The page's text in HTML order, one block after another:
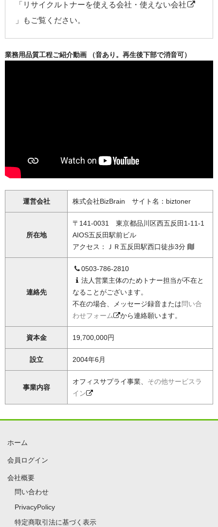
「 リサイクルトナーを使える会社・使えない会社
」もご覧ください。
業務用品質工程ご紹介動画 （音あり。再生後下部で消音可）
運営会社 株式会社BizBrain サイト名：biztoner
所在地
〒141-0031 東京都品川区西五反田1-11-1
AIOS五反田駅前ビル
アクセス：ＪＲ五反田駅西口徒歩3分
連絡先
0503-786-2810
法人営業主体のためトナー担当が不在と
なることがございます。
不在の場合、メッセージ録音または問い合
わせフォーム
から連絡願います。
資本金 19,700,000円
設立 2004年6月
事業内容
オフィスサプライ事業、 その他サービスラ
イン
ホーム
会員ログイン
会社概要
問い合わせ
PrivacyPolicy
特定商取引法に基づく表示